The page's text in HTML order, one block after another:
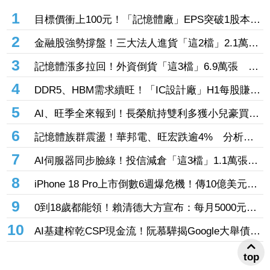
1
目標價衝上100元！「記憶體廠」EPS突破1股本
DRAM大漲45%＋合作美光獲利迎轉機
2
金融股強勢撐盤！三大法人進貨「這2檔」2.1萬
張 投8.54億元連12日進場三商壽
3
記憶體漲多拉回！外資倒貨「這3檔」6.9萬張 連
賣華邦電2天捲102億元
4
DDR5、HBM需求續旺！「IC設計廠」H1每股賺
9.13元 董座：搶晶圓產能比毛利率更重要
5
AI、旺季全來報到！長榮航持雙利多獲小兒豪買逾
53萬張成寵兒 「這檔」前7月營收狂超去年全年
也獲青睞
6
記憶體族群震盪！華邦電、旺宏跌逾4% 分析師
點名「這2檔」多頭：布局看技術面
7
AI伺服器同步臉綠！投信減倉「這3檔」1.1萬張
投信連砍緯創2刀帶走18.96億元
8
iPhone 18 Pro上市倒數6週爆危機！傳10億美元晶
片卡封裝「躺在廠房」 恐面臨庫存不足
9
0到18歲都能領！賴清德大方宣布：每月5000元成
長津貼 婚、產假全面加碼
10
AI基建榨乾CSP現金流！阮慕驊揭Google大舉債衝
擊
top